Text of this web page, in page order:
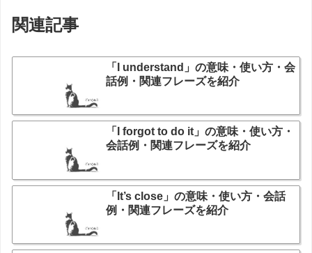
関連記事
「I understand」の意味・使い方・会
話例・関連フレーズを紹介
「I forgot to do it」の意味・使い方・
会話例・関連フレーズを紹介
「It’s close」の意味・使い方・会話
例・関連フレーズを紹介